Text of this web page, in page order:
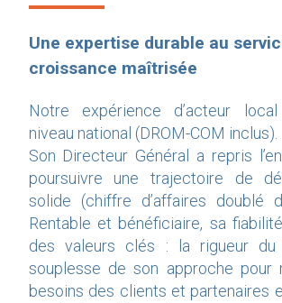
Une expertise durable au
croissance maîtrisée
Notre expérience d’acteur
niveau national (DROM-COM inclus).
Son Directeur Général a repris
poursuivre une trajectoire de
solide (chiffre d’affaires doublé
Rentable et bénéficiaire, sa
des valeurs clés : la rigueur
souplesse de son approche pour
besoins des clients et partenaires